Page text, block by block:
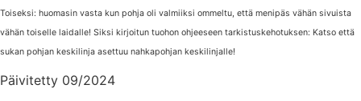
Toiseksi: huomasin vasta kun pohja oli valmiiksi ommeltu, että menipäs vähän sivuista
vähän toiselle laidalle! Siksi kirjoitun tuohon ohjeeseen tarkistuskehotuksen: Katso että
sukan pohjan keskilinja asettuu nahkapohjan keskilinjalle!
Päivitetty 09/2024